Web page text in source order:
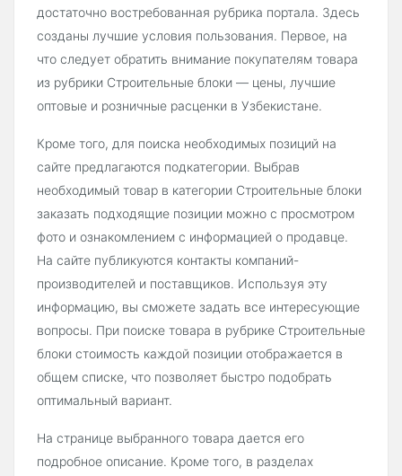
достаточно востребованная рубрика портала. Здесь
созданы лучшие условия пользования. Первое, на
что следует обратить внимание покупателям товара
из рубрики Строительные блоки — цены, лучшие
оптовые и розничные расценки в Узбекистане.
Кроме того, для поиска необходимых позиций на
сайте предлагаются подкатегории. Выбрав
необходимый товар в категории Строительные блоки
заказать подходящие позиции можно с просмотром
фото и ознакомлением с информацией о продавце.
На сайте публикуются контакты компаний-
производителей и поставщиков. Используя эту
информацию, вы сможете задать все интересующие
вопросы. При поиске товара в рубрике Строительные
блоки стоимость каждой позиции отображается в
общем списке, что позволяет быстро подобрать
оптимальный вариант.
На странице выбранного товара дается его
подробное описание. Кроме того, в разделах